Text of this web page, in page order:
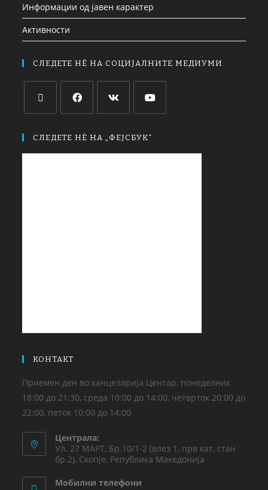
Информации од јавен карактер
Активности
СЛЕДЕТЕ НЀ НА СОЦИЈАЛНИТЕ МЕДИУМИ
СЛЕДЕТЕ НЀ НА „ФЕЈСБУК“
КОНТАКТ
Приемен ден во канцеларија Центар, понеделник
18:00 до 21:30, среда 10:00 до 14:00, четврток 20:00 до
22:00, петок 10:00 до 14:00
Централа:
Ул. 27 МАРТ, Бр.10/1-2 (влез 1, прв кат, стан
бр.2), Скопје, Република Македонија
Мобилни телефони